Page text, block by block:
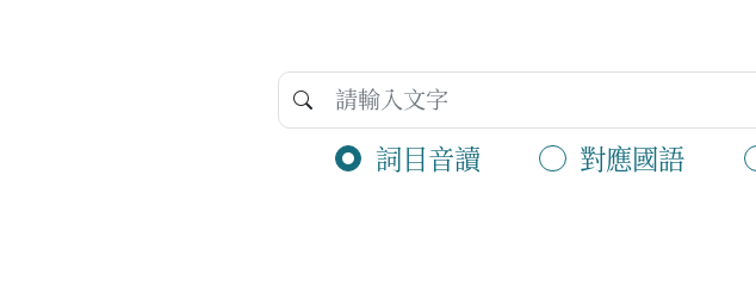
詞目音讀 對應國語